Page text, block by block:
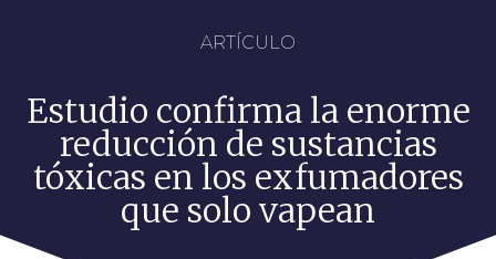
ARTÍCULO
Estudio confirma la enorme
reducción de sustancias
tóxicas en los exfumadores
que solo vapean